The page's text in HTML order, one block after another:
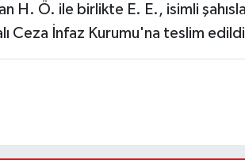
H. Ö. ile birlikte E. E., isimli
Ceza İnfaz Kurumu'na teslim